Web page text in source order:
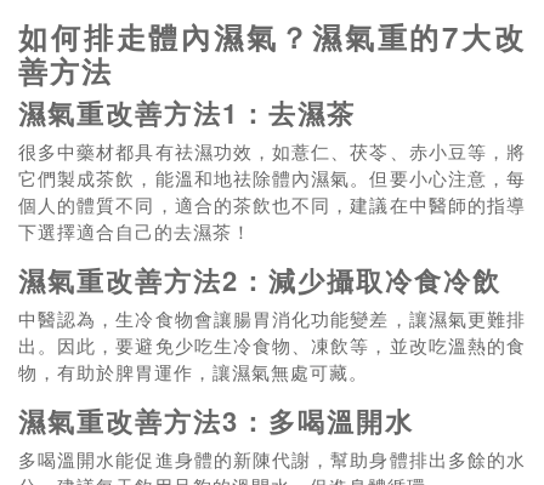
如何排走體內濕氣？濕氣重的7大改
善方法
濕氣重改善方法1：去濕茶
很多中藥材都具有祛濕功效，如薏仁、茯苓、赤小豆等，將
它們製成茶飲，能溫和地祛除體內濕氣。但要小心注意，每
個人的體質不同，適合的茶飲也不同，建議在中醫師的指導
下選擇適合自己的去濕茶！
濕氣重改善方法2：減少攝取冷食冷飲
中醫認為，生冷食物會讓腸胃消化功能變差，讓濕氣更難排
出。因此，要避免少吃生冷食物、凍飲等，並改吃溫熱的食
物，有助於脾胃運作，讓濕氣無處可藏。
濕氣重改善方法3：多喝溫開水
多喝溫開水能促進身體的新陳代謝，幫助身體排出多餘的水